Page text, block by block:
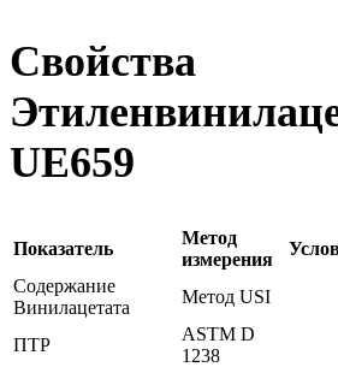
Свойства
UE659
Показатель
Метод
измерения
Содержание
Винилацетата
Метод USI
ПТР
ASTM D
1238